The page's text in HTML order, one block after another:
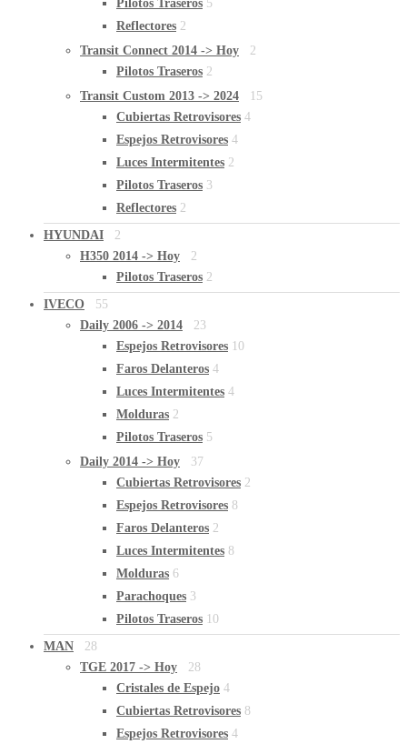
Pilotos Traseros 5
Reflectores 2
Transit Connect 2014 -> Hoy
2
Pilotos Traseros 2
Transit Custom 2013 -> 2024
15
Cubiertas Retrovisores 4
Espejos Retrovisores 4
Luces Intermitentes 2
Pilotos Traseros 3
Reflectores 2
HYUNDAI
2
H350 2014 -> Hoy
2
Pilotos Traseros 2
IVECO
55
Daily 2006 -> 2014
23
Espejos Retrovisores 10
Faros Delanteros 4
Luces Intermitentes 4
Molduras 2
Pilotos Traseros 5
Daily 2014 -> Hoy
37
Cubiertas Retrovisores 2
Espejos Retrovisores 8
Faros Delanteros 2
Luces Intermitentes 8
Molduras 6
Parachoques 3
Pilotos Traseros 10
MAN
28
TGE 2017 -> Hoy
28
Cristales de Espejo 4
Cubiertas Retrovisores 8
Espejos Retrovisores 4